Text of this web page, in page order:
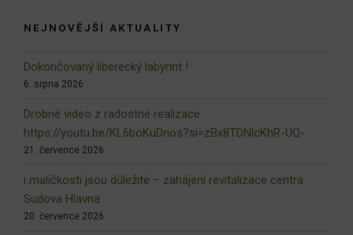
NEJNOVĚJŠÍ AKTUALITY
Dokončovaný liberecký labyrint !
6. srpna 2026
Drobné video z radostné realizace
https://youtu.be/KL6boKuDnos?si=zBx8TDNlcKhR-UQ-
21. července 2026
i maličkosti jsou důležité – zahájení revitalizace centra
Sudova Hlavna
20. července 2026